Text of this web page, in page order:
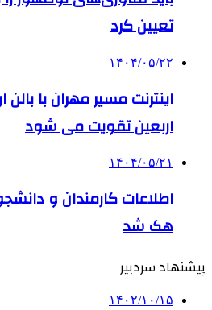
تعیین کرد
۱۴۰۴/۰۵/۲۲
اینترنت مسیر مهران با بالن
اربعین تقویت می شود
۱۴۰۴/۰۵/۲۱
اطلاعات کارمندان و
هک شد
پیشنهاد سردبیر
۱۴۰۲/۱۰/۱۵